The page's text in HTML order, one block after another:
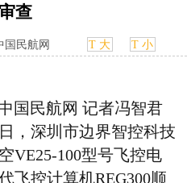
内
专题 舆情
查
国民航网 T 大 T 小
国民航网 记者冯智君
，深圳市边界智控科技
VE25-100型号飞控电
飞控计算机REG300顺